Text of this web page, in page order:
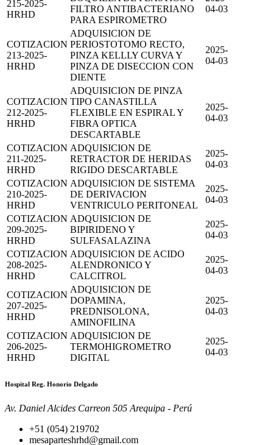
215-2025-
HRHD
FILTRO ANTIBACTERIANO
PARA ESPIROMETRO
04-03
COTIZACION
213-2025-
HRHD
ADQUISICION DE
PERIOSTOTOMO RECTO,
PINZA KELLLY CURVA Y
PINZA DE DISECCION CON
DIENTE
2025-
04-03
COTIZACION
212-2025-
HRHD
ADQUISICION DE PINZA
TIPO CANASTILLA
FLEXIBLE EN ESPIRAL Y
FIBRA OPTICA
DESCARTABLE
2025-
04-03
COTIZACION
211-2025-
HRHD
ADQUISICION DE
RETRACTOR DE HERIDAS
RIGIDO DESCARTABLE
2025-
04-03
COTIZACION
210-2025-
HRHD
ADQUISICION DE SISTEMA
DE DERIVACION
VENTRICULO PERITONEAL
2025-
04-03
COTIZACION
209-2025-
HRHD
ADQUISICION DE
BIPIRIDENO Y
SULFASALAZINA
2025-
04-03
COTIZACION
208-2025-
HRHD
ADQUISICION DE ACIDO
ALENDRONICO Y
CALCITROL
2025-
04-03
COTIZACION
207-2025-
HRHD
ADQUISICION DE
DOPAMINA,
PREDNISOLONA,
AMINOFILINA
2025-
04-03
COTIZACION
206-2025-
HRHD
ADQUISICION DE
TERMOHIGROMETRO
DIGITAL
2025-
04-03
Hospital Reg. Honorio Delgado
Av. Daniel Alcides Carreon 505 Arequipa - Perú
+51 (054) 219702
mesaparteshrhd@gmail.com